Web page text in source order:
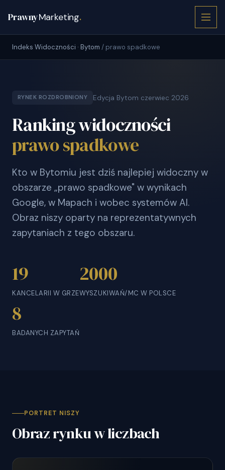
PrawnyMarketing.
Indeks Widoczności · Bytom / prawo spadkowe
RYNEK ROZDROBNIONY Edycja Bytom czerwiec 2026
Ranking widoczności
prawo spadkowe
Kto w Bytomiu jest dziś najlepiej widoczny w
obszarze „prawo spadkowe" w wynikach
Google, w Mapach i wobec systemów AI.
Obraz niszy oparty na reprezentatywnych
zapytaniach z tego obszaru.
19
KANCELARII W GRZE
2000
WYSZUKIWAŃ/MC W POLSCE
8
BADANYCH ZAPYTAŃ
PORTRET NISZY
Obraz rynku w liczbach